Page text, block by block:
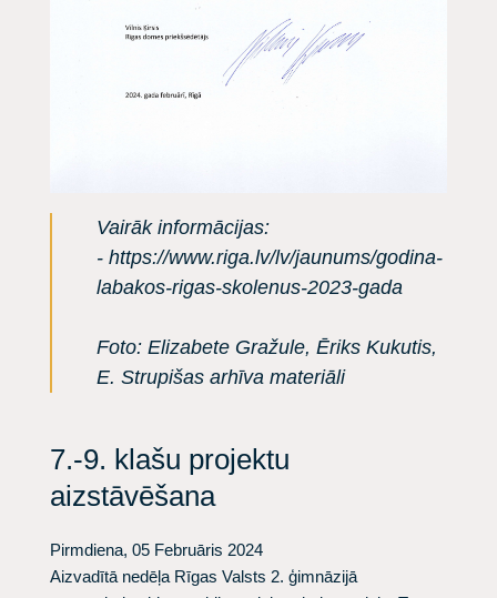
Vairāk informācijas:
- https://www.riga.lv/lv/jaunums/godina-
labakos-rigas-skolenus-2023-gada
Foto: Elizabete Gražule, Ēriks Kukutis,
E. Strupišas arhīva materiāli
7.-9. klašu projektu
aizstāvēšana
Pirmdiena, 05 Februāris 2024
Aizvadītā nedēļa Rīgas Valsts 2. ģimnāzijā